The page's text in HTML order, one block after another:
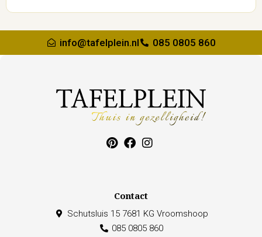
info@tafelplein.nl 085 0805 860
Contact
Schutsluis 15 7681 KG Vroomshoop
085 0805 860